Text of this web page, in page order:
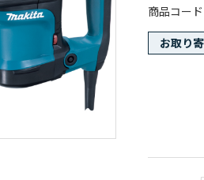
商品コード
お取り